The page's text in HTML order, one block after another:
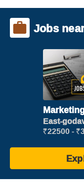
Jobs
Executive
East-
₹22500 -